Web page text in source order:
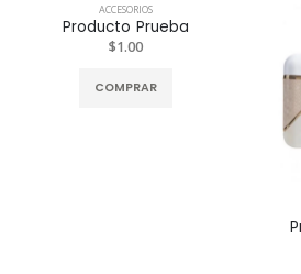
ACCESORIOS
Producto Prueba
$1.00
COMPRAR